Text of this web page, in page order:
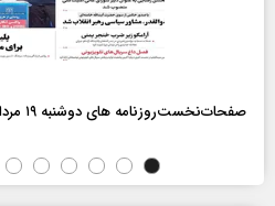
صفحات‌نخست‌روزنامه ها‌ی دوشنبه ۱۹ مردادماه